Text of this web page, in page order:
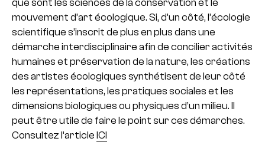
que sont les sciences de la conservation et le
mouvement d’art écologique. Si, d’un côté, l’écologie
scientifique s’inscrit de plus en plus dans une
démarche interdisciplinaire afin de concilier activités
humaines et préservation de la nature, les créations
des artistes écologiques synthétisent de leur côté
les représentations, les pratiques sociales et les
dimensions biologiques ou physiques d’un milieu. Il
peut être utile de faire le point sur ces démarches.
Consultez l’article ICI